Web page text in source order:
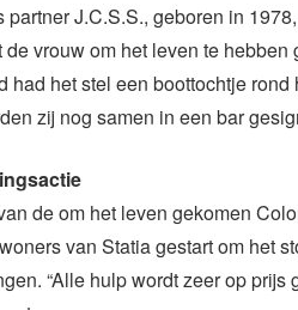
partner J.C.S.S., geboren in
de vrouw om het leven te hebben
had het stel een boottochtje rond
zij nog samen in een bar
de om het leven gekomen
van Statia gestart om het
“Alle hulp wordt zeer op